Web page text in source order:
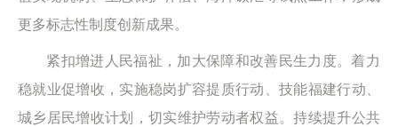
更多标志性制度创新成果。
紧扣增进人民福祉，加大保障和改善民生力度。着力
稳就业促增收，实施稳岗扩容提质行动、技能福建行动、
城乡居民增收计划，切实维护劳动者权益。持续提升公共